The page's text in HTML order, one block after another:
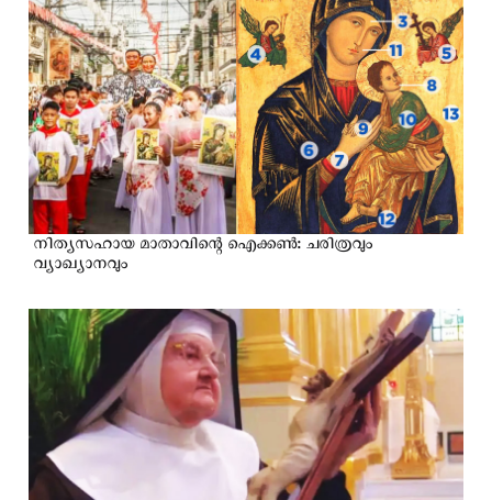
നിത്യസഹായ മാതാവിന്റെ ഐക്കൺ: ചരിത്രവും
വ്യാഖ്യാനവും